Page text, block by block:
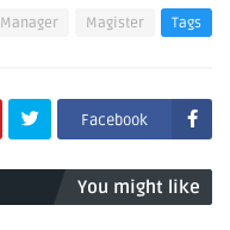
Tags
Magister
Manager
Facebook
You might like